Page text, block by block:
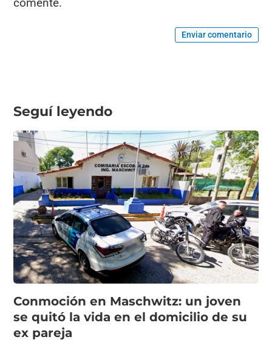
Enviar comentario
Seguí leyendo
Conmoción en Maschwitz: un joven
se quitó la vida en el domicilio de su
ex pareja